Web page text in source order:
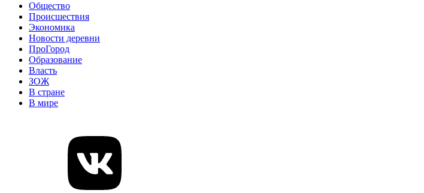
Общество
Происшествия
Экономика
Новости деревни
ПроГород
Образование
Власть
ЗОЖ
В стране
В мире